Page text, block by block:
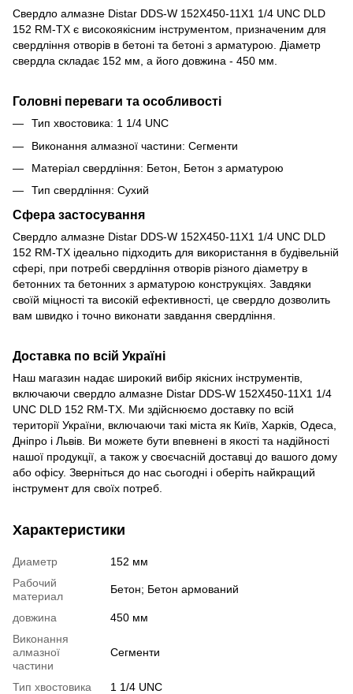
Свердло алмазне Distar DDS-W 152X450-11X1 1/4 UNC DLD
152 RM-TX є високоякісним інструментом, призначеним для
свердління отворів в бетоні та бетоні з арматурою. Діаметр
свердла складає 152 мм, а його довжина - 450 мм.
Головні переваги та особливості
Тип хвостовика: 1 1/4 UNC
Виконання алмазної частини: Сегменти
Матеріал свердління: Бетон, Бетон з арматурою
Тип свердління: Сухий
Сфера застосування
Свердло алмазне Distar DDS-W 152X450-11X1 1/4 UNC DLD
152 RM-TX ідеально підходить для використання в будівельній
сфері, при потребі свердління отворів різного діаметру в
бетонних та бетонних з арматурою конструкціях. Завдяки
своїй міцності та високій ефективності, це свердло дозволить
вам швидко і точно виконати завдання свердління.
Доставка по всій Україні
Наш магазин надає широкий вибір якісних інструментів,
включаючи свердло алмазне Distar DDS-W 152X450-11X1 1/4
UNC DLD 152 RM-TX. Ми здійснюємо доставку по всій
території України, включаючи такі міста як Київ, Харків, Одеса,
Дніпро і Львів. Ви можете бути впевнені в якості та надійності
нашої продукції, а також у своєчасній доставці до вашого дому
або офісу. Зверніться до нас сьогодні і оберіть найкращий
інструмент для своїх потреб.
Характеристики
Диаметр
152 мм
Рабочий
материал
Бетон; Бетон армований
довжина
450 мм
Виконання
алмазної
частини
Сегменти
Тип хвостовика 1 1/4 UNC